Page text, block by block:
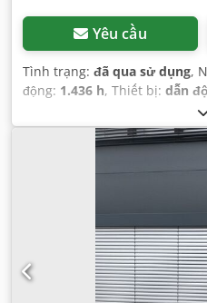
Yêu cầu
Tình trạng: đã qua sử dụng,
động: 1.436 h, Thiết bị: dẫn